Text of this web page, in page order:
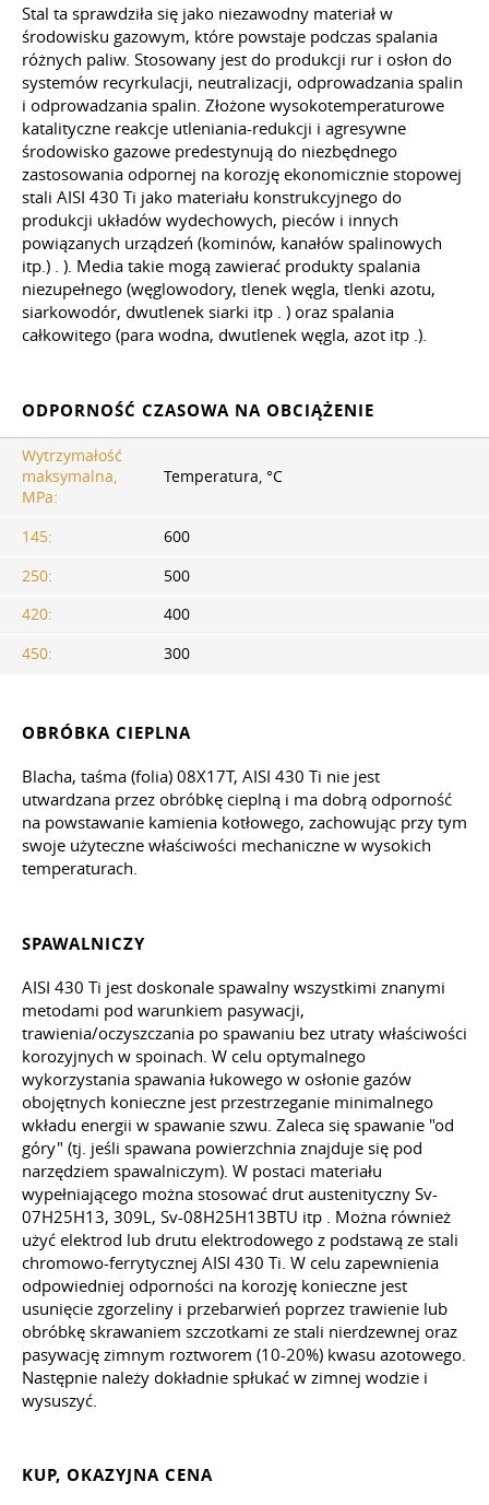
Stal ta sprawdziła się jako niezawodny materiał w
środowisku gazowym, które powstaje podczas spalania
różnych paliw. Stosowany jest do produkcji rur i osłon do
systemów recyrkulacji, neutralizacji, odprowadzania spalin
i odprowadzania spalin. Złożone wysokotemperaturowe
katalityczne reakcje utleniania-redukcji i agresywne
środowisko gazowe predestynują do niezbędnego
zastosowania odpornej na korozję ekonomicznie stopowej
stali AISI 430 Ti jako materiału konstrukcyjnego do
produkcji układów wydechowych, pieców i innych
powiązanych urządzeń (kominów, kanałów spalinowych
itp.) ). Media takie mogą zawierać produkty spalania
niezupełnego (węglowodory, tlenek węgla, tlenki azotu,
siarkowodór, dwutlenek siarki itp ) oraz spalania
całkowitego (para wodna, dwutlenek węgla, azot itp .).
ODPORNOŚĆ CZASOWA NA OBCIĄŻENIE
Wytrzymałość
maksymalna,
MPa:
Temperatura, °C
145:
600
250:
500
420:
400
450:
300
OBRÓBKA CIEPLNA
Blacha, taśma (folia) 08X17T, AISI 430 Ti nie jest
utwardzana przez obróbkę cieplną i ma dobrą odporność
na powstawanie kamienia kotłowego, zachowując przy tym
swoje użyteczne właściwości mechaniczne w wysokich
temperaturach.
SPAWALNICZY
AISI 430 Ti jest doskonale spawalny wszystkimi znanymi
metodami pod warunkiem pasywacji,
trawienia/oczyszczania po spawaniu bez utraty właściwości
korozyjnych w spoinach. W celu optymalnego
wykorzystania spawania łukowego w osłonie gazów
obojętnych konieczne jest przestrzeganie minimalnego
wkładu energii w spawanie szwu. Zaleca się spawanie "od
góry" (tj. jeśli spawana powierzchnia znajduje się pod
narzędziem spawalniczym). W postaci materiału
wypełniającego można stosować drut austenityczny Sv-
07H25H13, 309L, Sv-08H25H13BTU itp . Można również
użyć elektrod lub drutu elektrodowego z podstawą ze stali
chromowo-ferrytycznej AISI 430 Ti. W celu zapewnienia
odpowiedniej odporności na korozję konieczne jest
usunięcie zgorzeliny i przebarwień poprzez trawienie lub
obróbkę skrawaniem szczotkami ze stali nierdzewnej oraz
pasywację zimnym roztworem (10-20%) kwasu azotowego.
Następnie należy dokładnie spłukać w zimnej wodzie i
wysuszyć.
KUP, OKAZYJNA CENA